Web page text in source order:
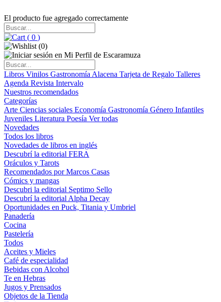
El producto fue agregado correctamente
( 0 )
(0)
Libros Vinilos Gastronomía Alacena Tarjeta de Regalo Talleres
Agenda Revista Intervalo
Nuestros recomendados
Categorías
Arte Ciencias sociales Economía Gastronomía Género Infantiles
Juveniles Literatura Poesía Ver todas
Novedades
Todos los libros
Novedades de libros en inglés
Descubrí la editorial FERA
Oráculos y Tarots
Recomendados por Marcos Casas
Cómics y mangas
Descubri la editorial Septimo Sello
Descubrí la editorial Alpha Decay
Oportunidades en Puck, Titania y Umbriel
Panadería
Cocina
Pastelería
Todos
Aceites y Mieles
Café de especialidad
Bebidas con Alcohol
Te en Hebras
Jugos y Prensados
Objetos de la Tienda